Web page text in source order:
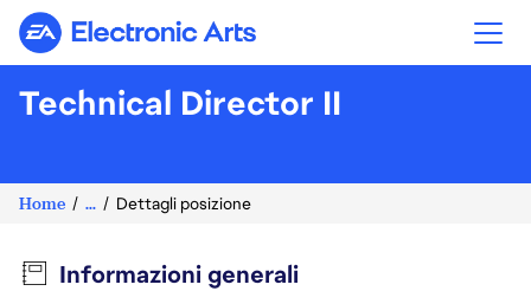
Electronic Arts
Technical Director II
Home ... Dettagli posizione
Informazioni generali